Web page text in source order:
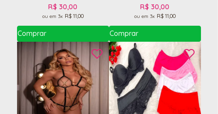
R$ 30,00
3x R$ 11,00
R$ 30,00
3x R$ 11,00